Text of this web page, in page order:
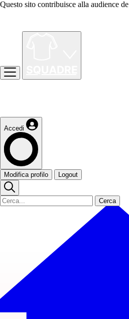
Questo sito contribuisce alla audience de
Accedi
Modifica profilo Logout
Cerca